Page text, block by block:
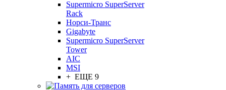
Supermicro SuperServer
Rack
Норси-Транс
Gigabyte
Supermicro SuperServer
Tower
AIC
MSI
+ ЕЩЕ 9